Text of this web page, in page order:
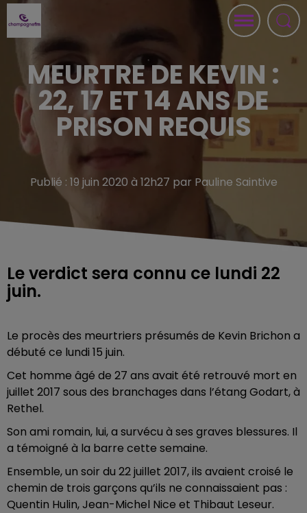
MEURTRE DE KEVIN :
22, 17 ET 14 ANS DE
PRISON REQUIS
Publié : 19 juin 2020 à 12h27 par Pauline Saintive
Le verdict sera connu ce lundi 22
juin.
Le procès des meurtriers présumés de Kevin Brichon a
débuté ce lundi 15 juin.
Cet homme âgé de 27 ans avait été retrouvé mort en
juillet 2017 sous des branchages dans l’étang Godart, à
Rethel.
Son ami romain, lui, a survécu à ses graves blessures. Il
a témoigné à la barre cette semaine.
Ensemble, un soir du 22 juillet 2017, ils avaient croisé le
chemin de trois garçons qu’ils ne connaissaient pas :
Quentin Hulin, Jean-Michel Nice et Thibaut Leseur.